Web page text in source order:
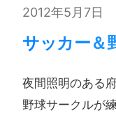
2012年5月7日
サッカー＆
夜間照明の​ある​
野球サークルが​